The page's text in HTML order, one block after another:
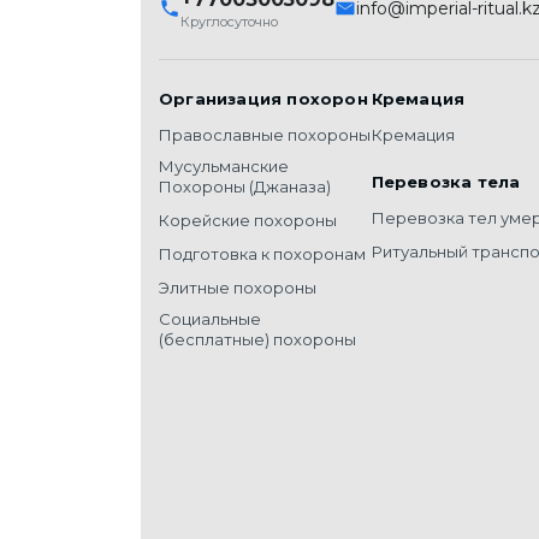
Круглосуточно
info@imperial-
Организация похорон
Православные похороны
Мусульманские
Похороны (Джаназа)
Корейские похороны
Подготовка к похоронам
Элитные похороны
Социальные
(бесплатные) похороны
Кремация
Кремация
Перевозка тела
Перевозка тел
Ритуальный